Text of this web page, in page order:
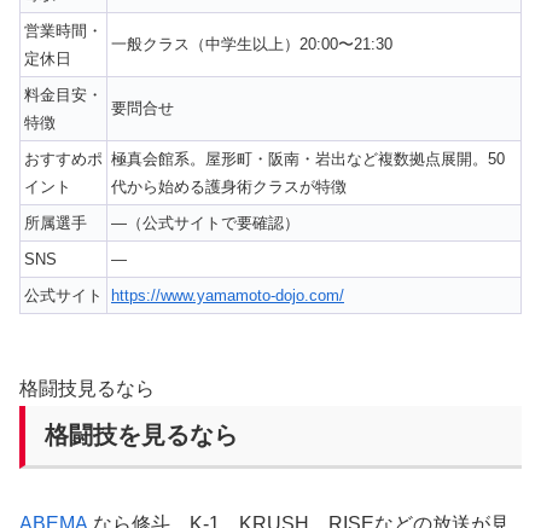
営業時間・
定休日
一般クラス（中学生以上）20:00〜21:30
料金目安・
特徴
要問合せ
おすすめポ
イント
極真会館系。屋形町・阪南・岩出など複数拠点展開。50
代から始める護身術クラスが特徴
所属選手
—（公式サイトで要確認）
SNS
—
公式サイト
https://www.yamamoto-dojo.com/
格闘技見るなら
格闘技を見るなら